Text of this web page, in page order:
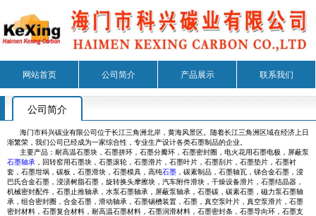
网站首页 公司简介 产品展示 联系我们
公司简介
海门市科兴碳业有限公司位于长江三角洲北岸，黄海风景区。随着长江三角洲区域在经济上日
渐繁荣，我们公司已经成为一家综合性，专业生产设计各类石墨制品的企业。
主要产品：耐高温石墨块，石墨拼环，石墨分瓣环，石墨密封圈，电火花用石墨电极，屏蔽泵
石墨轴承 ，回转窑用石墨块，石墨滚轮，石墨滑片，石墨叶片，石墨刮片，石墨垫片，石墨衬
套，石墨坩埚，碳板，石墨滑块，石墨模具，高纯石墨 ，碳素制品，石墨轴瓦，锑合金石墨，浸
巴氏合金石墨，浸渍树脂石墨，旋转换头摩擦块，汽车附件滑块，干燥设备滑片，石墨结晶器，
机械密封配件，石墨止推轴承，水泵石墨轴承，屏蔽泵轴承，石墨碳，碳素石墨，磁力泵石墨轴
承，组合密封圈，合金石墨，滑动轴承，石墨锡槽装置，石墨，真空泵叶片，真空泵滑片，石墨
密封材料，石墨复合材料，耐高温石墨材料，石墨润滑材料，石墨密封条，石墨导向环，石墨支